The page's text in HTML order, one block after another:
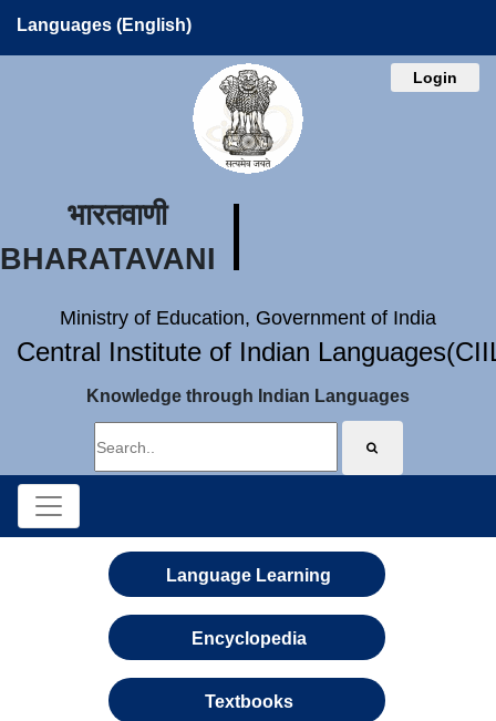
Languages (English)
Login
भारतवाणी
BHARATAVANI
Ministry of Education, Government of India
Central Institute of Indian
Knowledge through Indian Languages
Language Learning
Encyclopedia
Textbooks